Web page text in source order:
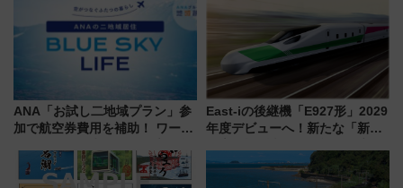
怖に泣き叫べ―
ANA「お試し二地域プラン」参
加で航空券費用を補助！ ワーケ
治体は？ 2026年は対象のエリア
が拡大！
East-iの後継機「E927形」2029
年度デビューへ！新たな「新幹
説【JR東日本】